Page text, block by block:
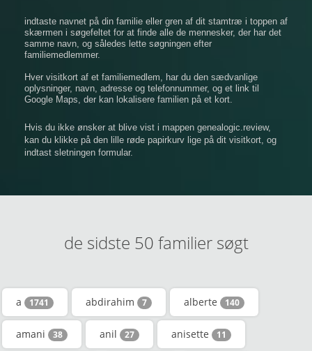
indtaste navnet på din familie eller gren af ​​dit stamtræ i toppen af
​​skærmen i søgefeltet for at finde alle de mennesker, der har det
samme navn, og således lette søgningen efter
familiemedlemmer.
Hver visitkort af et familiemedlem, har du den sædvanlige
oplysninger, navn, adresse og telefonnummer, og et link til
Google Maps, der kan lokalisere familien på et kort.
Hvis du ikke ønsker at blive vist i mappen genealogic.review,
kan du klikke på den lille røde papirkurv lige på dit visitkort, og
indtast sletningen formular.
de sidste 50 familier søgt
a 1741 abdirahim 7 alberte 140
amani 38 anil 27 anisette 11